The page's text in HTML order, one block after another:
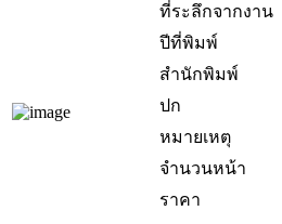
ที่ระลึกจากงาน
ปีที่พิมพ์
สำนักพิมพ์
ปก
หมายเหตุ
จำนวนหน้า
ราคา